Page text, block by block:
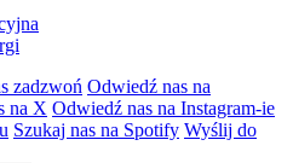
zadzwoń Odwiedź nas na
na X Odwiedź nas na Instagram-ie
Szukaj nas na Spotify Wyślij do